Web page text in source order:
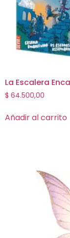
La Escalera
$ 64.500,00
Añadir al carrito